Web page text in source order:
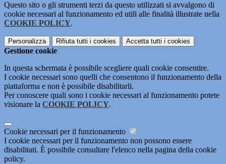
Questo sito o gli strumenti terzi da questo utilizzati si avvalgono di
cookie necessari al funzionamento ed utili alle finalità illustrate nella
COOKIE POLICY.
Personalizza Rifiuta tutti i cookies Accetta tutti i cookies
Gestione cookie
In questa schermata è possibile scegliere quali cookie consentire.
I cookie necessari sono quelli che consentono il funzionamento della
piattaforma e non è possibile disabilitarli.
Per conoscere quali sono i cookie necessari al funzionamento potete
visionare la COOKIE POLICY.
Cookie necessari per il funzionamento
I cookie necessari per il funzionamento non possono essere
disabilitati. È possibile consultare l'elenco nella pagina della cookie
policy.